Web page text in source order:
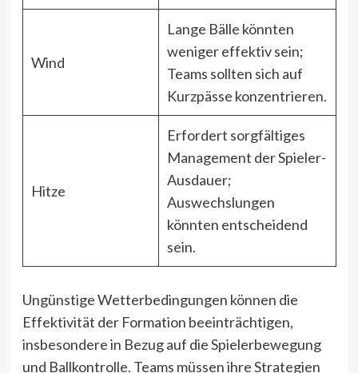
Wind
Lange Bälle könnten
weniger effektiv sein;
Teams sollten sich auf
Kurzpässe konzentrieren.
Hitze
Erfordert sorgfältiges
Management der Spieler-
Ausdauer;
Auswechslungen
könnten entscheidend
sein.
Ungünstige Wetterbedingungen können die
Effektivität der Formation beeinträchtigen,
insbesondere in Bezug auf die Spielerbewegung
und Ballkontrolle. Teams müssen ihre Strategien